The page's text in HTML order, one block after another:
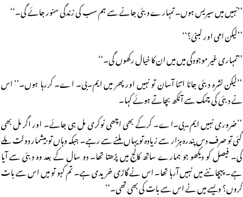
’’نہیں میں سیریس ہوں۔ تمہارے دبئی جانے سے ہم سب کی زندگی سنور جائے گی۔‘‘
’’لیکن امی اور لبنیٰ؟‘‘
’’تمہاری غیر موجودگی میں میں ان کا خیال رکھوں گی۔‘‘
’’لیکن نشرہ دبئی جانا اتنا آسان تو نہیں اور پھر میں ایم۔بی۔ اے۔ کررہا ہوں۔‘‘ اس
نے دبئی کی چمک سے آنکھ بچاتے ہوئے کہا۔
’’ضروری نہیں ایم۔بی۔اے۔ کرکے بھی اچھی نوکری مل ہی جائے۔ اور اگر مل بھی
گئی تو صرف دس پندرہ ہزار سے زیادہ تو یہاں ملنے سے رہے۔ جبکہ وہاں تو بیشمار دولت ملے
گی۔ فیصل کو دیکھو جو ہمارے ساتھ کالج میں پڑھتا تھا۔ دو سال کے بعد وہ دبئی سے آیا
ہے۔ پہچاننے میں نہیں آرہا تھا۔ اس نے گاڑی خریدی ہے۔ تم کہو تو میں اس سے بات
کروں؟ ویسے میں نے اس سے بات کی بھی تھی۔‘‘